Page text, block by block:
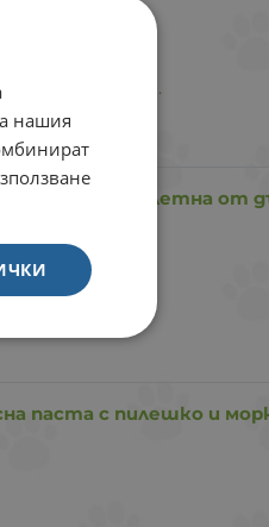
котките ми.
котешка тоалетна от
паста с пилешко и
нашия